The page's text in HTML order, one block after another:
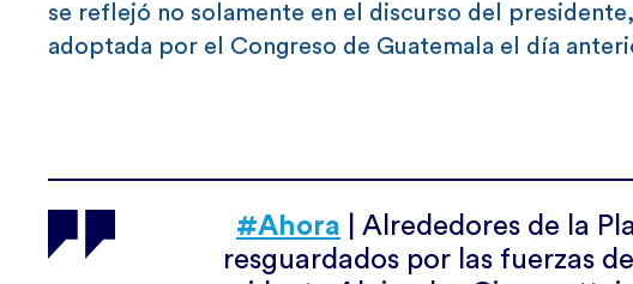
se reflejó no solamente en el discurso del
adoptada por el Congreso de Guatemala el día
#Ahora | Alrededores de la
resguardados por las fuerzas